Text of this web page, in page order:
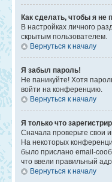
Как сделать, чтобы я не
В настройках личного
скрытым пользователем.
Вернуться к началу
Я забыл пароль!
Не паникуйте! Хотя
войти на конференцию.
Вернуться к началу
Я только что
Сначала проверьте свои
На некоторых
было прислано email-
что ввели правильный
Вернуться к началу